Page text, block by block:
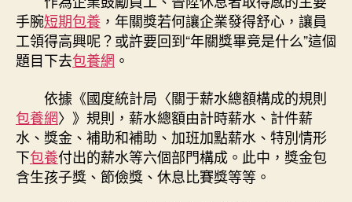
手腕短期包養 ，年關獎若何讓企業發得舒心，讓員
工領得高興呢？或許要回到“年關獎畢竟是什么”這個
題目下去包養網 。
依據《國度統計局〈關于薪水總額構成的規則
包養網〉》規則，薪水總額由計時薪水、計件薪
水、獎金、補助和補助、加班加點薪水、特別情形
下包養付出的薪水等六個部門構成。此中，獎金包
含生孩子獎、節儉獎、休息比賽獎等等。